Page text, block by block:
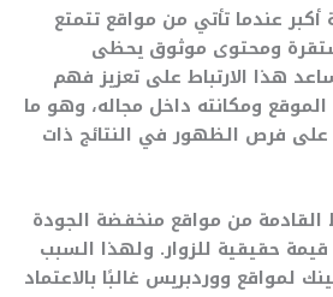
عندما تأتي من مواقع تتمتع
ومحتوى موثوق يحظى
هذا الارتباط على تعزيز فهم
ومكانته داخل مجاله، وهو ما
على فرص الظهور في النتائج ذات
القادمة من مواقع منخفضة الجودة
حقيقية للزوار. ولهذا السبب
لمواقع ووردبريس غالبًا بالاعتماد